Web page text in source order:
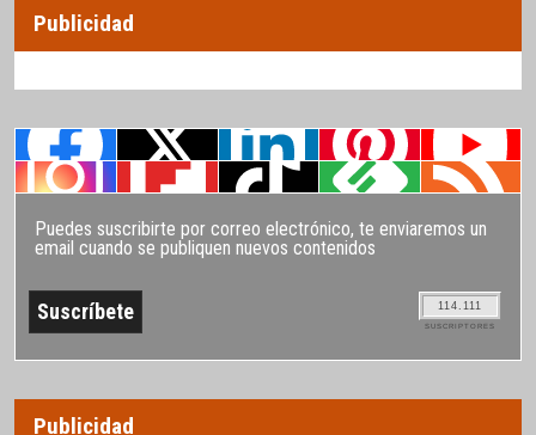
Publicidad
Puedes suscribirte por correo electrónico, te enviaremos un
email cuando se publiquen nuevos contenidos
114.111
SUSCRIPTORES
Publicidad